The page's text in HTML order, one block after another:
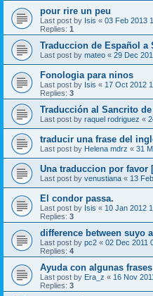
pour rire un peu
Last post by Isis « 03 Feb 2013
Replies: 1
Traduccion de Español a
Last post by mateo « 29 Dec
Fonologia para ninos
Last post by Isis « 17 Oct 2012
Replies: 3
Traducción al Sancrito
Last post by raquel rodriguez «
traducir una frase del
Last post by Helena mdrz « 31
Una traduccion por favor
Last post by venustiana « 13
El condor passa.
Last post by Isis « 10 Jan 2012
Replies: 3
difference between suyo
Last post by pc2 « 02 Dec 2011
Replies: 4
Ayuda con algunas frases
Last post by Era_z « 16 Nov
Replies: 3